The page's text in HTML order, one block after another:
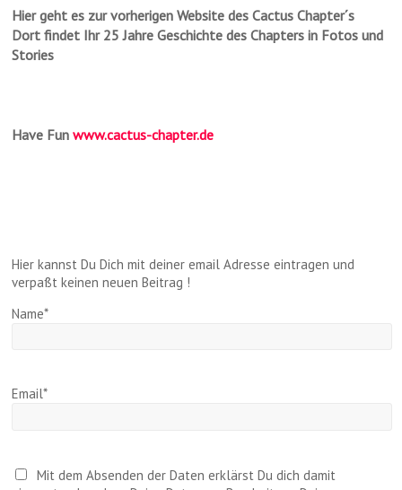
Hier geht es zur vorherigen Website des Cactus Chapter´s
Dort findet Ihr 25 Jahre Geschichte des Chapters in Fotos und
Stories
Have Funwww.cactus-chapter.de
Hier kannst Du Dich mit deiner email Adresse eintragen und
verpaßt keinen neuen Beitrag !
Name*
Email*
Mit dem Absenden der Daten erklärst Du dich damit